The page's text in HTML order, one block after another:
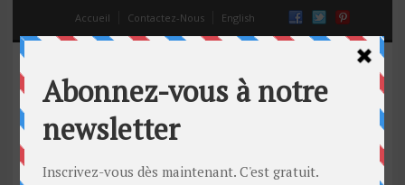
Accueil Contactez-Nous English